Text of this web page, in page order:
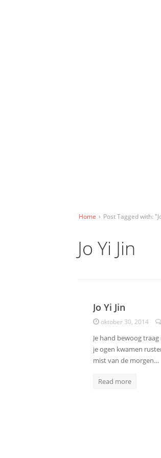
Home › Post Tagged with:
Jo Yi Jin
PoëzieJo Yi Jin
oktober 30, 2014
Je hand bewoog
je ogen kwamen
mist van de morgen…
Read more